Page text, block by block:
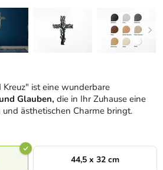
ist eine wunderbare
Glauben, die in Ihr Zuhause eine
ästhetischen Charme bringt.
44,5 x 32 cm